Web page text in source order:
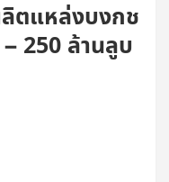
ตแหล่งบงกช
250 ล้านลูบ